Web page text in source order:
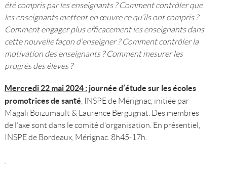
été compris par les enseignants ? Comment contrôler que
les enseignants mettent en œuvre ce qu’ils ont compris ?
Comment engager plus efficacement les enseignants dans
cette nouvelle façon d’enseigner ? Comment contrôler la
motivation des enseignants ? Comment mesurer les
progrès des élèves ?
Mercredi 22 mai 2024 : journée d’étude sur les écoles
promotrices de santé , INSPE de Mérignac, initiée par
Magali Boizumault & Laurence Bergugnat. Des membres
de l’axe sont dans le comité d’organisation. En présentiel,
INSPE de Bordeaux, Mérignac. 8h45-17h.